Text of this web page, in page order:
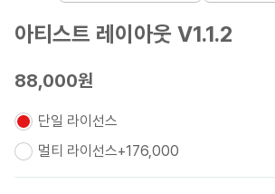
아티스트 레이아웃 V1.1.2
88,000원
단일 라이선스
멀티 라이선스+176,000